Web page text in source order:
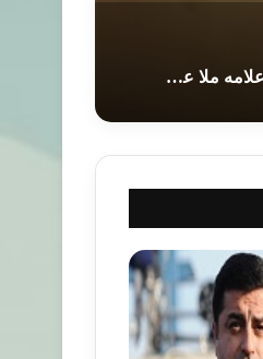
یادی از علامه ملا عبدالکریم مدرس فقیه، محقق، مترجم و شاعر نامدار کرد